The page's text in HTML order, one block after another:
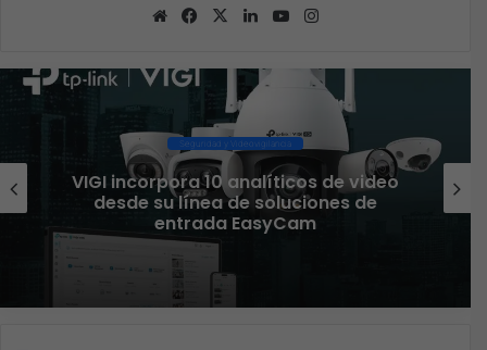
Sitio
Facebook
X LinkedInYouTube
Seguridad y Videovigilancia
Parques solares elevan inversión
seguridad ante riesgos